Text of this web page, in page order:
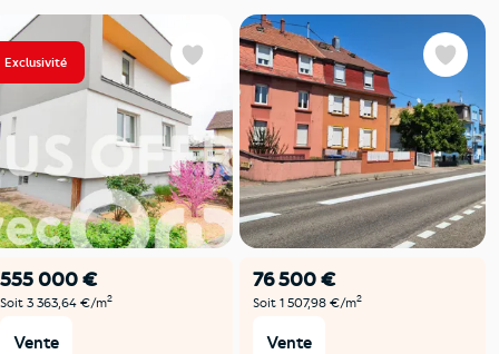
Exclusivité
555 000 €
Soit 3 363,64 €/m2
Vente
Favoris
76 500 €
Soit 1 507,98 €/m2
Vente
Favoris